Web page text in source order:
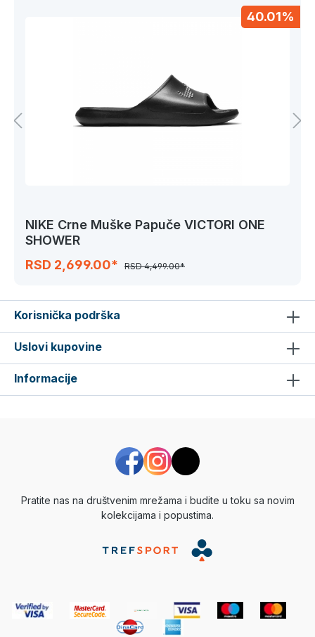
40.01%
NIKE Crne Muške Papuče VICTORI ONE
SHOWER
RSD 2,699.00*
RSD 4,499.00*
Korisnička podrška
Uslovi kupovine
Informacije
Pratite nas na društvenim mrežama i budite u toku sa novim
kolekcijama i popustima.